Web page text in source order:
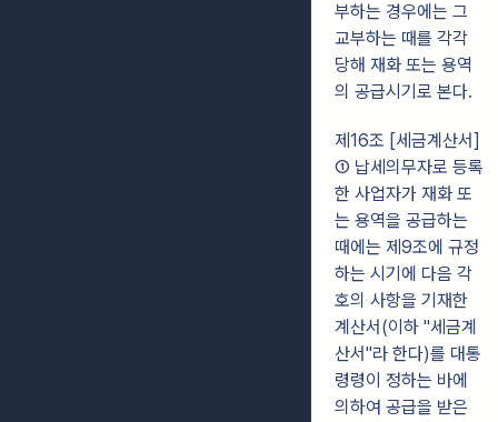
부하는 경우에는 그
교부하는 때를 각각
당해 재화 또는 용역
의 공급시기로 본다.
제16조 [세금계산서]
① 납세의무자로 등록
한 사업자가 재화 또
는 용역을 공급하는
때에는 제9조에 규정
하는 시기에 다음 각
호의 사항을 기재한
계산서(이하 "세금계
산서"라 한다)를 대통
령령이 정하는 바에
의하여 공급을 받은